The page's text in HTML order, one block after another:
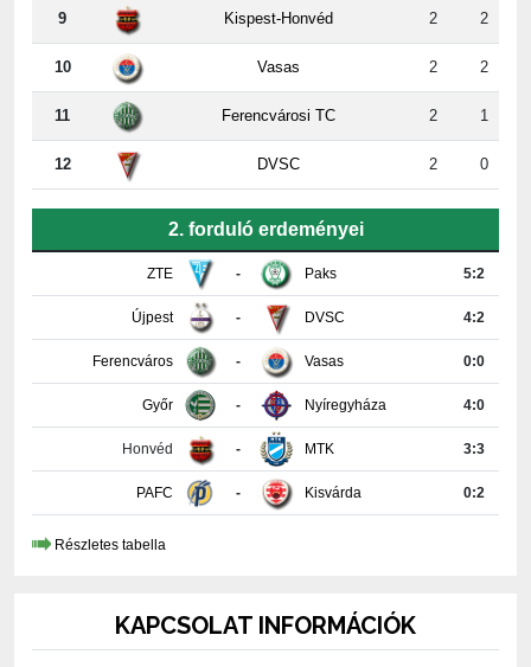
10 Vasas 2 2
11 Ferencvárosi TC 2 1
12 DVSC 2 0
ZTE - Paks
Újpest DVSC 4:2
Ferencváros Vasas 0:0
Győr Nyíregyháza 4:0
Honvéd MTK 3:3
PAFC Kisvárda 0:2
Részletes tabella
PAKSI FUTBALL CLUB KFT.